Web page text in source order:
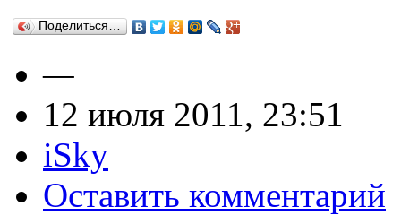
Поделиться…
—
12 июля 2011, 23:51
iSky
Оставить комментарий